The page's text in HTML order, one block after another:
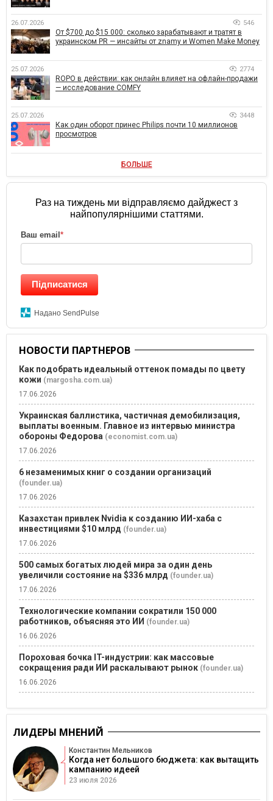
26.07.2026 546
От $700 до $15 000: сколько зарабатывают и тратят в
украинском PR — инсайты от znamy и Women Make Money
25.07.2026 2774
ROPO в действии: как онлайн влияет на офлайн-продажи
— исследование COMFY
25.07.2026 3448
Как один оборот принес Philips почти 10 миллионов
просмотров
БОЛЬШЕ
Раз на тиждень ми відправляємо дайджест з
найпопулярнішими статтями.
Ваш email*
Підписатися
Надано SendPulse
НОВОСТИ ПАРТНЕРОВ
Как подобрать идеальный оттенок помады по цвету
кожи (margosha.com.ua)
17.06.2026
Украинская баллистика, частичная демобилизация,
выплаты военным. Главное из интервью министра
обороны Федорова (economist.com.ua)
17.06.2026
6 незаменимых книг о создании организаций
(founder.ua)
17.06.2026
Казахстан привлек Nvidia к созданию ИИ-хаба с
инвестициями $10 млрд (founder.ua)
17.06.2026
500 самых богатых людей мира за один день
увеличили состояние на $336 млрд (founder.ua)
17.06.2026
Технологические компании сократили 150 000
работников, объясняя это ИИ (founder.ua)
16.06.2026
Пороховая бочка IT-индустрии: как массовые
сокращения ради ИИ раскалывают рынок (founder.ua)
16.06.2026
ЛИДЕРЫ МНЕНИЙ
Константин Мельников
Когда нет большого бюджета: как вытащить
кампанию идеей
23 июля 2026